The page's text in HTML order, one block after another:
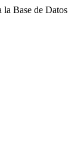
la Base de Datos